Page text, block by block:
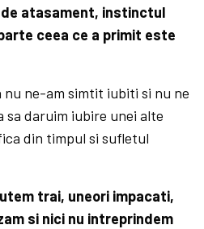
atasament, instinctul
ceea ce a primit este
nu ne-am simtit iubiti si nu ne
sa daruim iubire unei alte
din timpul si sufletul
trai, uneori impacati,
si nici nu intreprindem